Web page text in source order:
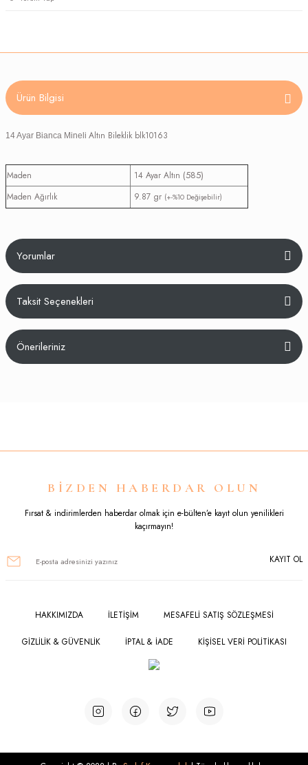
Ürün Bilgisi
14 Ayar Bianca Mineli Altın Bileklik blk10163
Maden 14 Ayar Altın (585)
Maden Ağırlık 9.87 gr (+-%10 Değişebilir)
Yorumlar
Bu ürüne ilk yorumu siz yapın!
Taksit Seçenekleri
Önerileriniz
Ürün resmi kalitesiz, bozuk veya görüntülenemiyor.
Ürün açıklamasında eksik bilgiler bulunuyor.
Ürün fiyatı diğer sitelerden daha pahalı.
BİZDEN HABERDAR OLUN
Fırsat & indirimlerden haberdar olmak için e-bülten’e kayıt olun yenilikleri
kaçırmayın!
KAYIT OL
HAKKIMIZDA İLETİŞİM MESAFELİ SATIŞ SÖZLEŞMESİ
GİZLİLİK & GÜVENLİK İPTAL & İADE KİŞİSEL VERİ POLİTİKASI